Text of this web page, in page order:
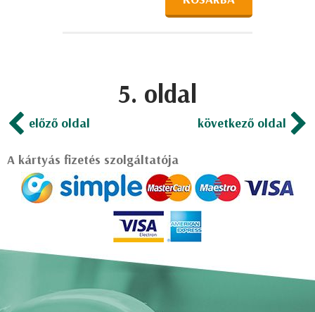
5. oldal
előző oldal következő oldal
A kártyás fizetés szolgáltatója